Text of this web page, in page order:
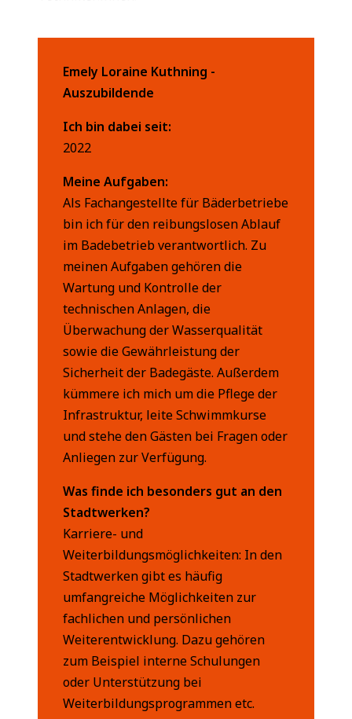
Emely Loraine Kuthning -
Auszubildende
Ich bin dabei seit:
2022
Meine Aufgaben:
Als Fachangestellte für Bäderbetriebe
bin ich für den reibungslosen Ablauf
im Badebetrieb verantwortlich. Zu
meinen Aufgaben gehören die
Wartung und Kontrolle der
technischen Anlagen, die
Überwachung der Wasserqualität
sowie die Gewährleistung der
Sicherheit der Badegäste. Außerdem
kümmere ich mich um die Pflege der
Infrastruktur, leite Schwimmkurse
und stehe den Gästen bei Fragen oder
Anliegen zur Verfügung.
Was finde ich besonders gut an den
Stadtwerken?
Karriere- und
Weiterbildungsmöglichkeiten: In den
Stadtwerken gibt es häufig
umfangreiche Möglichkeiten zur
fachlichen und persönlichen
Weiterentwicklung. Dazu gehören
zum Beispiel interne Schulungen
oder Unterstützung bei
Weiterbildungsprogrammen etc.